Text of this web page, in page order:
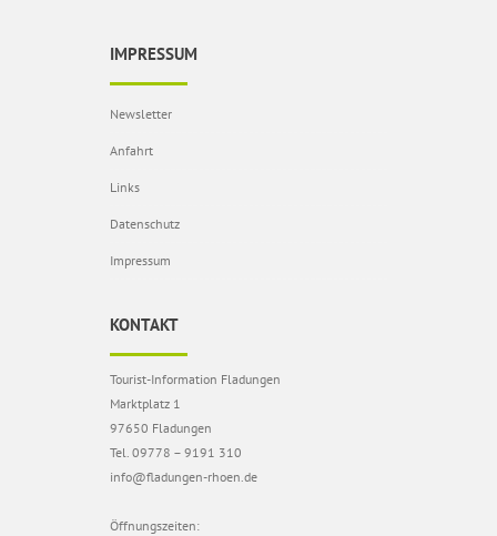
IMPRESSUM
Newsletter
Anfahrt
Links
Datenschutz
Impressum
KONTAKT
Tourist-Information Fladungen
Marktplatz 1
97650 Fladungen
Tel. 09778 – 9191 310
info@fladungen-rhoen.de
Öffnungszeiten: